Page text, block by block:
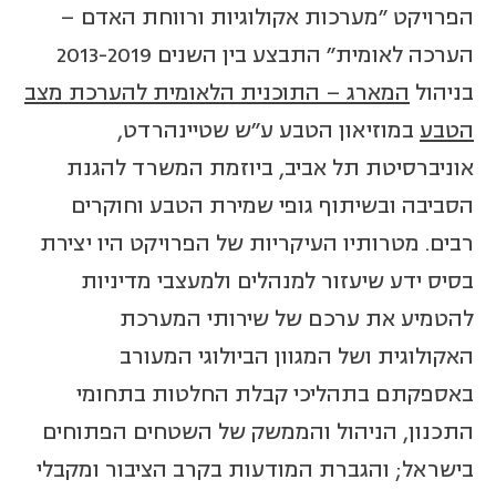
הפרויקט "מערכות אקולוגיות ורווחת האדם –
הערכה לאומית" התבצע בין השנים 2013-2019
בניהול המארג – התוכנית הלאומית להערכת מצב
הטבע במוזיאון הטבע ע"ש שטיינהרדט,
אוניברסיטת תל אביב, ביוזמת המשרד להגנת
הסביבה ובשיתוף גופי שמירת הטבע וחוקרים
רבים. מטרותיו העיקריות של הפרויקט היו יצירת
בסיס ידע שיעזור למנהלים ולמעצבי מדיניות
להטמיע את ערכם של שירותי המערכת
האקולוגית ושל המגוון הביולוגי המעורב
באספקתם בתהליכי קבלת החלטות בתחומי
התכנון, הניהול והממשק של השטחים הפתוחים
בישראל; והגברת המודעות בקרב הציבור ומקבלי